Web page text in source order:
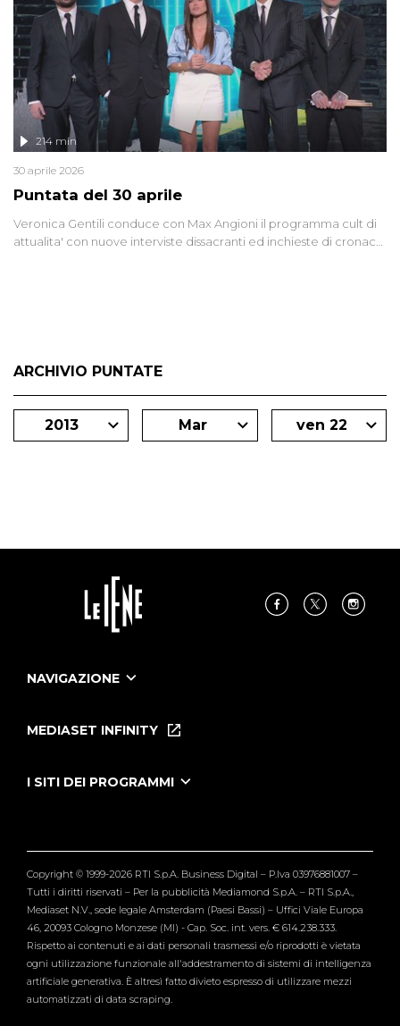
lontano.
Puntata del 30 aprile
214 min
30 aprile 2026
Veronica Gentili conduce con Max Angioni il programma cult di
attualita' con nuove interviste dissacranti ed inchieste di cronaca
ARCHIVIO PUNTATE
2013 Mar ven 22
NAVIGAZIONE
Le Iene Presentano Inside
Tutti i servizi
MEDIASET INFINITY
I SITI DEI PROGRAMMI
Verissimo
Copyright © 1999-2026 RTI S.p.A. Business Digital – P.Iva 03976881007 –
Tutti i diritti riservati – Per la pubblicità Mediamond S.p.A. – RTI S.p.A.,
Mediaset N.V., sede legale Amsterdam (Paesi Bassi) – Uffici Viale Europa
46, 20093 Cologno Monzese (MI) - Cap. Soc. int. vers. € 614.238.333.
Rispetto ai contenuti e ai dati personali trasmessi e/o riprodotti è vietata
ogni utilizzazione funzionale all'addestramento di sistemi di intelligenza
artificiale generativa. È altresì fatto divieto espresso di utilizzare mezzi
automatizzati di data scraping.